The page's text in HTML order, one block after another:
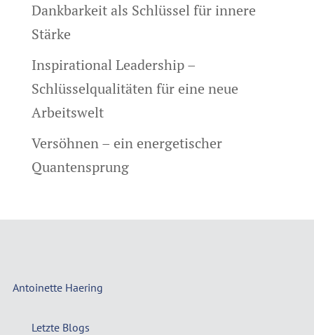
Dankbarkeit als Schlüssel für innere
Stärke
Inspirational Leadership –
Schlüsselqualitäten für eine neue
Arbeitswelt
Versöhnen – ein energetischer
Quantensprung
Antoinette Haering
Letzte Blogs